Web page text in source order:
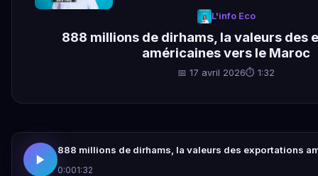
L'info Eco
888 millions de dirhams, la valeurs des
américaines vers le Maroc
📅 17 avril 2026⏱ 1:32
888 millions de dirhams, la valeurs des exportations
0:001:32